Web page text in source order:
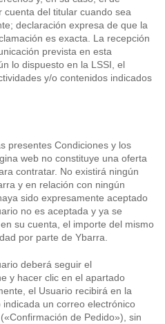
cuenta del titular cuando sea
declaración expresa de que la
es exacta. La recepción
prevista en esta
lo dispuesto en la LSSI, el
y/o contenidos indicados
presentes Condiciones y los
web no constituye una oferta
contratar. No existirá ningún
y en relación con ningún
sido expresamente aceptado
no es aceptada y ya se
su cuenta, el importe del mismo
por parte de Ybarra.
deberá seguir el
y hacer clic en el apartado
el Usuario recibirá en la
un correo electrónico
de Pedido»), sin